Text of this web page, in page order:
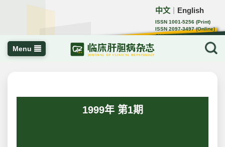
中文 English
ISSN 1001-5256 (Print)
ISSN 2097-3497 (Online)
CN 22-1108/R
Menu
1999年 第1期